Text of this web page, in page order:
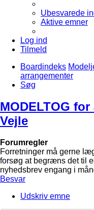
Ubesvarede
Aktive emner
Log ind
Tilmeld
Boardindeks
arrangementer
Søg
MODELTOG
Vejle
Forumregler
Forretninger må gerne
forsøg at begræns det til
nyhedsbrev engang i
Besvar
Udskriv emne